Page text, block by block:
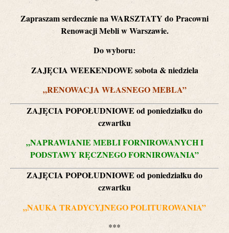
Zapraszam serdecznie na WARSZTATY do Pracowni
Renowacji Mebli w Warszawie.
Do wyboru:
ZAJĘCIA WEEKENDOWE sobota & niedziela
„RENOWACJA WŁASNEGO MEBLA”
ZAJĘCIA POPOŁUDNIOWE od poniedziałku do
czwartku
„NAPRAWIANIE MEBLI FORNIROWANYCH I
PODSTAWY RĘCZNEGO FORNIROWANIA”
ZAJĘCIA POPOŁUDNIOWE od poniedziałku do
czwartku
„NAUKA TRADYCYJNEGO POLITUROWANIA”
***